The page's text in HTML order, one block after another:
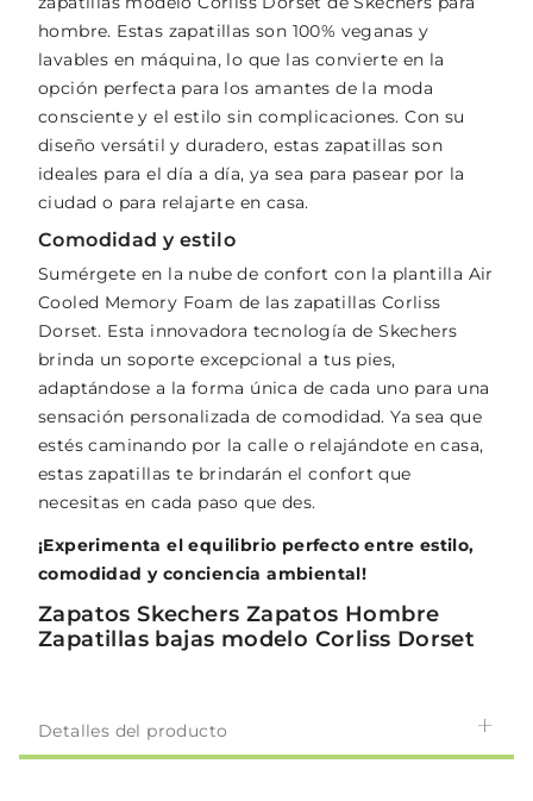
hombre. Estas zapatillas son 100% veganas y
lavables en máquina, lo que las convierte en la
opción perfecta para los amantes de la moda
consciente y el estilo sin complicaciones. Con su
diseño versátil y duradero, estas zapatillas son
ideales para el día a día, ya sea para pasear por la
ciudad o para relajarte en casa.
Comodidad y estilo
Sumérgete en la nube de confort con la plantilla Air
Cooled Memory Foam de las zapatillas Corliss
Dorset. Esta innovadora tecnología de Skechers
brinda un soporte excepcional a tus pies,
adaptándose a la forma única de cada uno para una
sensación personalizada de comodidad. Ya sea que
estés caminando por la calle o relajándote en casa,
estas zapatillas te brindarán el confort que
necesitas en cada paso que des.
¡Experimenta el equilibrio perfecto entre estilo,
comodidad y conciencia ambiental!
Zapatos Skechers Zapatos Hombre
Zapatillas bajas modelo Corliss Dorset
Detalles del producto